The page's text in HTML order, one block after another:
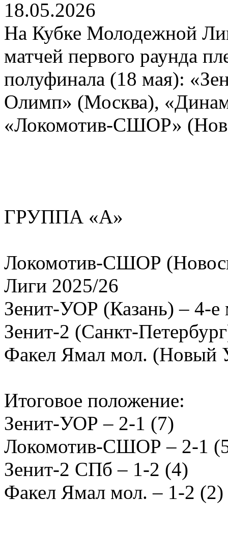
18.05.2026
На Кубке Молодежной
матчей первого раунда
полуфинала (18 мая):
Олимп» (Москва),
«Локомотив-СШОР»
ГРУППА «А»
Локомотив-СШОР
Лиги 2025/26
Зенит-УОР (Казань) – 4-
Зенит-2 (Санкт-
Факел Ямал мол. (Новый
Итоговое положение:
Зенит-УОР – 2-1 (7)
Локомотив-СШОР – 2-1
Зенит-2 СПб – 1-2 (4)
Факел Ямал мол. – 1-2 (2)